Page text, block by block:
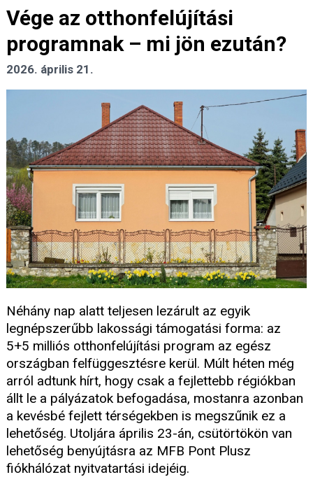
Vége az otthonfelújítási
programnak – mi jön ezután?
2026. április 21.
Néhány nap alatt teljesen lezárult az egyik
legnépszerűbb lakossági támogatási forma: az
5+5 milliós otthonfelújítási program az egész
országban felfüggesztésre kerül. Múlt héten még
arról adtunk hírt, hogy csak a fejlettebb régiókban
állt le a pályázatok befogadása, mostanra azonban
a kevésbé fejlett térségekben is megszűnik ez a
lehetőség. Utoljára április 23-án, csütörtökön van
lehetőség benyújtásra az MFB Pont Plusz
fiókhálózat nyitvatartási idejéig.